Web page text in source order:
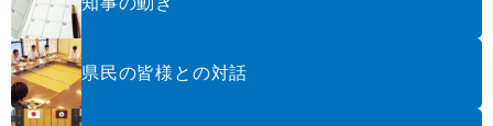
県民の皆様との対話